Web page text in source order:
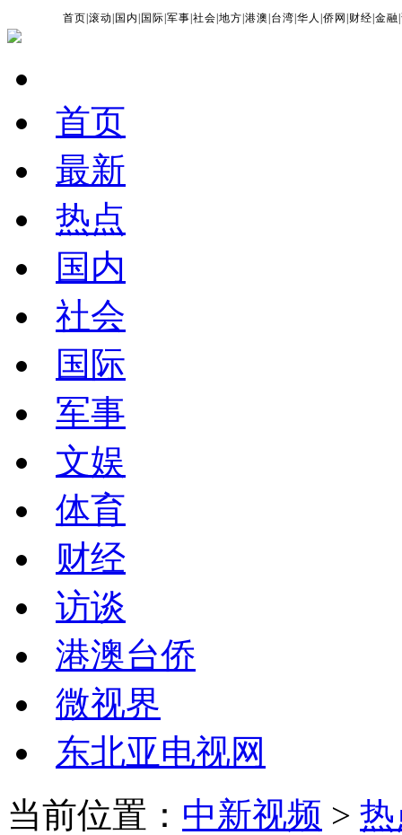
首页 |滚动 国内 国际 |军事 |社会 |地方 |港澳 台湾 |华人 |侨网 财经 |金融 |
首页
最新
热点
国内
社会
国际
军事
文娱
体育
财经
访谈
港澳台侨
微视界
东北亚电视网
当前位置： 中新视频 >